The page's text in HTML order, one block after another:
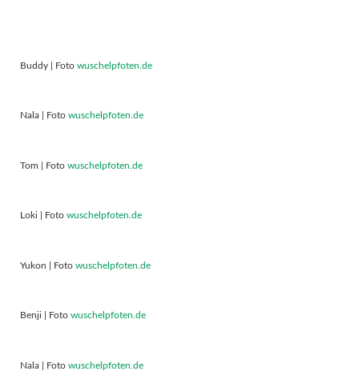
Buddy | Foto wuschelpfoten.de
Nala | Foto wuschelpfoten.de
Tom | Foto wuschelpfoten.de
Loki | Foto wuschelpfoten.de
Yukon | Foto wuschelpfoten.de
Benji | Foto wuschelpfoten.de
Nala | Foto wuschelpfoten.de